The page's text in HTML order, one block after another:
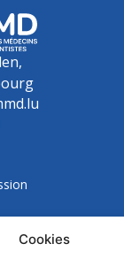
Cookies
générales